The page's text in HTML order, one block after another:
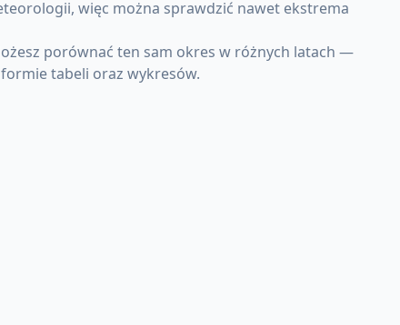
więc można sprawdzić nawet ekstrema
porównać ten sam okres w różnych latach —
tabeli oraz wykresów.